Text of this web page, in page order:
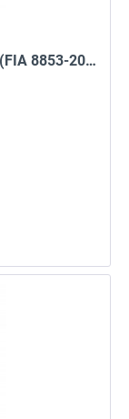
SPARCO Racing Gurt Competition H-3 (FIA 8853-2016)